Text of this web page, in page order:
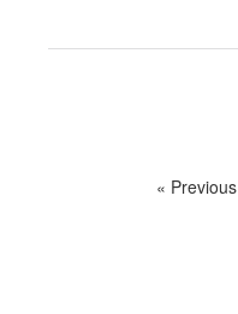
« Previous